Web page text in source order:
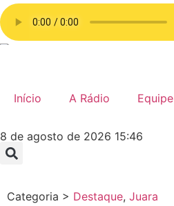
Início A Rádio Equipe
8 de agosto de 2026 15:46
Categoria > Destaque, Juara